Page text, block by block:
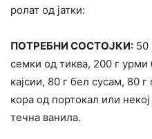
ролат од јатки:
ПОТРЕБНИ СОСТОЈКИ: 50
семки од тиква, 200 г урми
кајсии, 80 г бел сусам, 80
кора од портокал или
течна ванила.